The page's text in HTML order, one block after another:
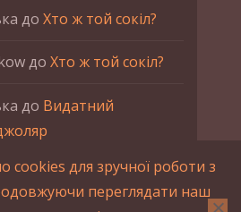
до Хто ж той сокіл?
до Хто ж той сокіл?
до Видатний
доПетро Франко
cookies для зручної роботи з
переглядати наш